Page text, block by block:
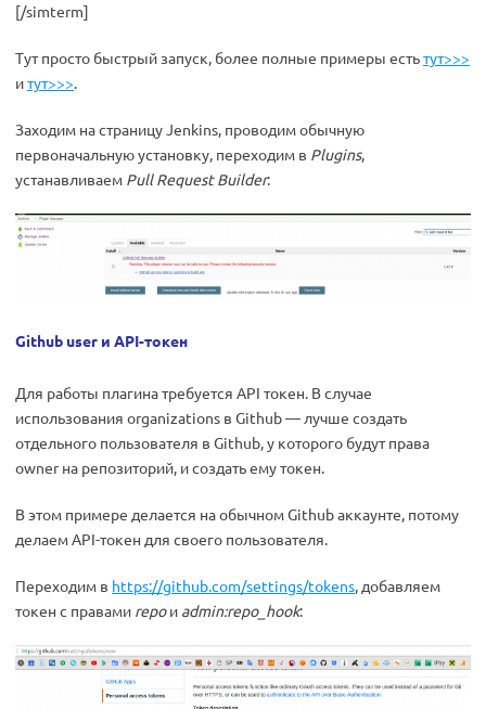
[/simterm]
Тут просто быстрый запуск, более полные примеры естьтут>>>
итут>>>.
Заходим на страницу Jenkins, проводим обычную
первоначальную установку, переходим в Plugins,
устанавливаем Pull Request Builder:
Github user и API-токен
Для работы плагина требуется API токен. В случае
использования organizations в Github — лучше создать
отдельного пользователя в Github, у которого будут права
owner на репозиторий, и создать ему токен.
В этом примере делается на обычном Github аккаунте, потому
делаем API-токен для своего пользователя.
Переходим в https://github.com/settings/tokens, добавляем
токен с правами repoи admin:repo_hook: